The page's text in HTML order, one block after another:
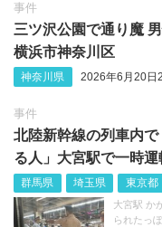
事件
三ツ沢公園で通り魔
横浜市神奈川区
神奈川県 2026年6月20日
事件
北陸新幹線の列車内
る人」大宮駅で一時
群馬県 埼玉県 東京都
大宮駅 か
られたっ